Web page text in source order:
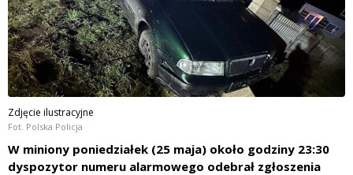
Zdjęcie ilustracyjne
Fot. Polska Policja
W miniony poniedziałek (25 maja) około godziny 23:30
dyspozytor numeru alarmowego odebrał zgłoszenia